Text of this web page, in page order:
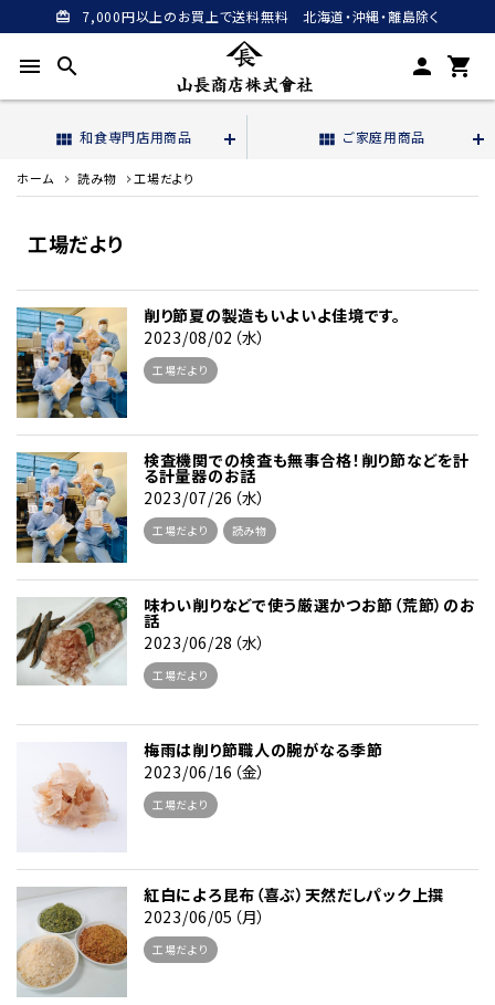
card_giftcard 7,000円以上のお買上で送料無料 北海道・沖縄・離島除く
menu search person shopping_cart
view_module 和食専門店用商品 view_module ご家庭用商品
ホーム 読み物 工場だより
工場だより
削り節夏の製造もいよいよ佳境です。
2023/08/02（水）
工場だより
検査機関での検査も無事合格！削り節などを計
る計量器のお話
2023/07/26（水）
工場だより 読み物
味わい削りなどで使う厳選かつお節（荒節）のお
話
2023/06/28（水）
工場だより
梅雨は削り節職人の腕がなる季節
2023/06/16（金）
工場だより
紅白によろ昆布（喜ぶ）天然だしパック上撰
2023/06/05（月）
工場だより